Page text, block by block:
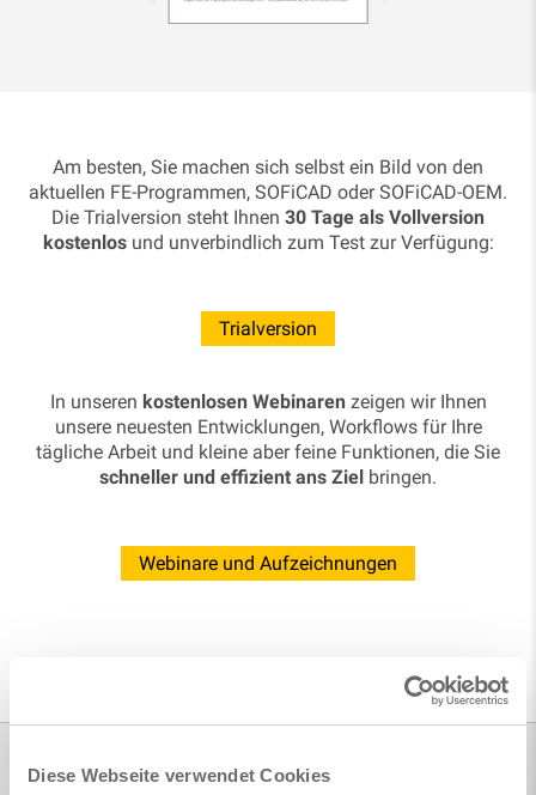
Diese Webseite verwendet Cookies
Am besten, Sie machen sich selbst ein Bild von den
aktuellen FE-Programmen, SOFiCAD oder SOFiCAD-OEM.
Die Trialversion steht Ihnen 30 Tage als Vollversion
kostenlosund unverbindlich zum Test zur Verfügung:
Trialversion
In unseren kostenlosen Webinaren zeigen wir Ihnen
unsere neuesten Entwicklungen, Workflows für Ihre
tägliche Arbeit und kleine aber feine Funktionen, die Sie
schneller und effizient ans Ziel bringen.
Webinare und Aufzeichnungen
Produkte